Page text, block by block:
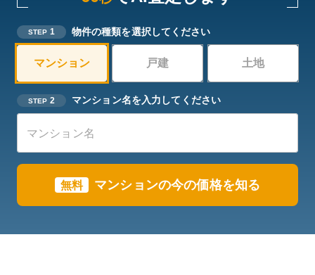
STEP 1 物件の種類を選択してください
マンション 戸建 土地
STEP 2 マンション名を入力してください
無料 マンションの今の価格を知る